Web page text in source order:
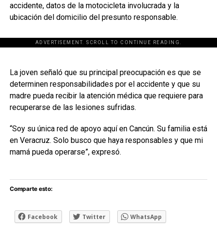
accidente, datos de la motocicleta involucrada y la
ubicación del domicilio del presunto responsable.
ADVERTISEMENT. SCROLL TO CONTINUE READING.
[adsforwp id="243463"]
La joven señaló que su principal preocupación es que se
determinen responsabilidades por el accidente y que su
madre pueda recibir la atención médica que requiere para
recuperarse de las lesiones sufridas.
“Soy su única red de apoyo aquí en Cancún. Su familia está
en Veracruz. Solo busco que haya responsables y que mi
mamá pueda operarse”, expresó.
Comparte esto:
Facebook Twitter WhatsApp